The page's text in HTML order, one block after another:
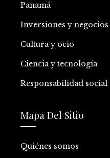
Panamá
Inversiones y negocios
Cultura y ocio
Ciencia y tecnología
Responsabilidad social
Mapa Del Sitio
Quiénes somos